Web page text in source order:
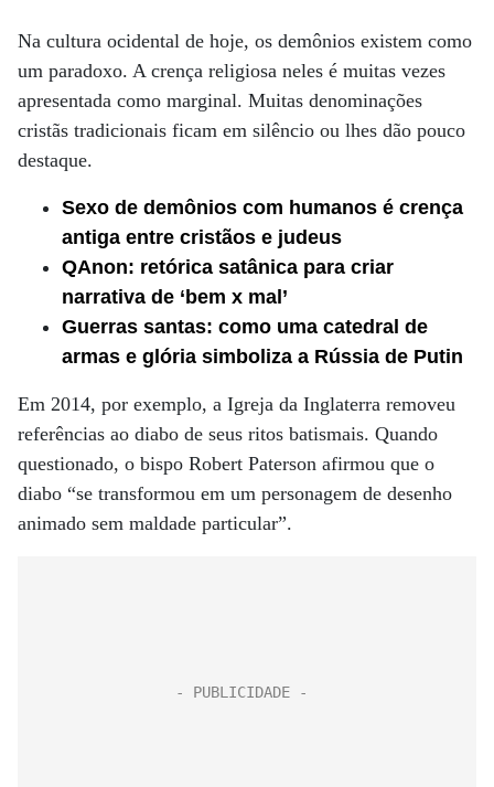
Na cultura ocidental de hoje, os demônios existem como
um paradoxo. A crença religiosa neles é muitas vezes
apresentada como marginal. Muitas denominações
cristãs tradicionais ficam em silêncio ou lhes dão pouco
destaque.
Sexo de demônios com humanos é crença
antiga entre cristãos e judeus
QAnon: retórica satânica para criar
narrativa de ‘bem x mal’
Guerras santas: como uma catedral de
armas e glória simboliza a Rússia de Putin
Em 2014, por exemplo, a Igreja da Inglaterra removeu
referências ao diabo de seus ritos batismais. Quando
questionado, o bispo Robert Paterson afirmou que o
diabo “se transformou em um personagem de desenho
animado sem maldade particular”.